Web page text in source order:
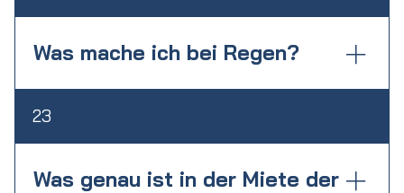
großer Kühlschrank zur Verfügung.
Was mache ich bei Regen?
Auf unserer Terrasse haben wir Platz für
40 Personen unter unserer festen
Überdachung. Alternativ bieten wir gegen
Aufpreis Pavillons / Zelte an.
23
Was genau ist in der Miete der